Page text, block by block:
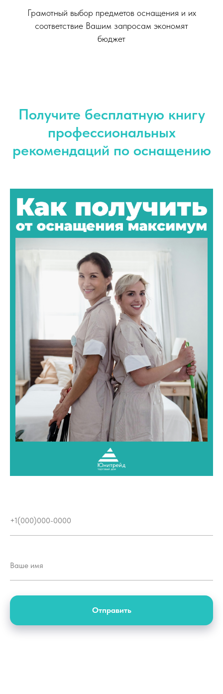
Грамотный выбор предметов оснащения и их
соответствие Вашим запросам экономят
бюджет
Получите бесплатную книгу
профессиональных
рекомендаций по оснащению
Отправить